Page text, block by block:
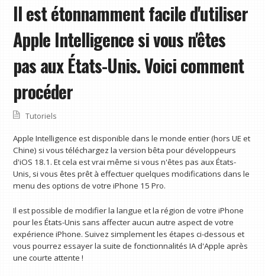
Il est étonnamment facile d'utiliser
Apple Intelligence si vous n'êtes
pas aux États-Unis. Voici comment
procéder
Tutoriels
Apple Intelligence est disponible dans le monde entier (hors UE et
Chine) si vous téléchargez la version bêta pour développeurs
d'iOS 18.1. Et cela est vrai même si vous n'êtes pas aux États-
Unis, si vous êtes prêt à effectuer quelques modifications dans le
menu des options de votre iPhone 15 Pro.
Il est possible de modifier la langue et la région de votre iPhone
pour les États-Unis sans affecter aucun autre aspect de votre
expérience iPhone. Suivez simplement les étapes ci-dessous et
vous pourrez essayer la suite de fonctionnalités IA d'Apple après
une courte attente !